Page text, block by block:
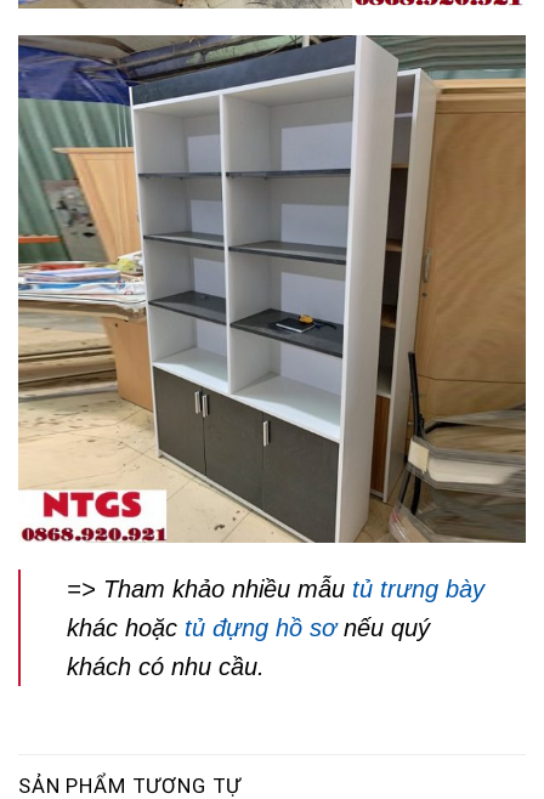
=> Tham khảo nhiều mẫu tủ trưng bày
khác hoặc tủ đựng hồ sơ nếu quý
khách có nhu cầu.
SẢN PHẨM TƯƠNG TỰ